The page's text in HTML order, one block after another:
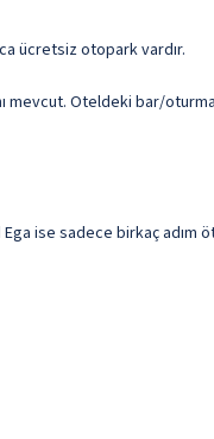
ücretsiz otopark vardır.
Oteldeki bar/
ise sadece birkaç